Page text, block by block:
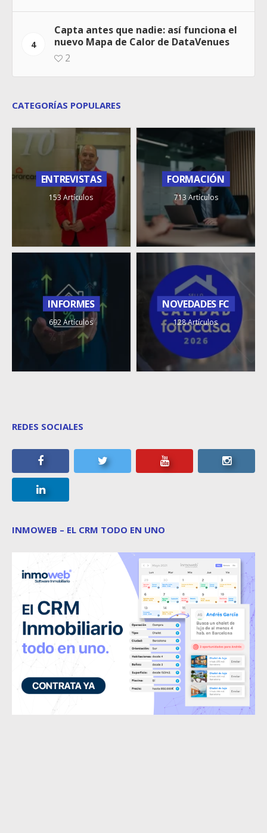
4
Capta antes que nadie: así funciona el
nuevo Mapa de Calor de DataVenues
2
CATEGORÍAS POPULARES
ENTREVISTAS
153 Artículos
FORMACIÓN
713 Artículos
INFORMES
692 Artículos
NOVEDADES FC
128 Artículos
REDES SOCIALES
INMOWEB – EL CRM TODO EN UNO